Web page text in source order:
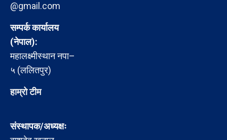
@gmail.com
सम्पर्क कार्यालय
(नेपाल):
महालक्ष्मीस्थान नपा–
५ (ललितपुर)
हाम्रो टीम
संस्थापक/अध्यक्षः